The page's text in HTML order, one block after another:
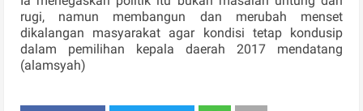
rugi, namun membangun dan merubah menset
dikalangan masyarakat agar kondisi tetap kondusip
dalam pemilihan kepala daerah 2017 mendatang
(alamsyah)